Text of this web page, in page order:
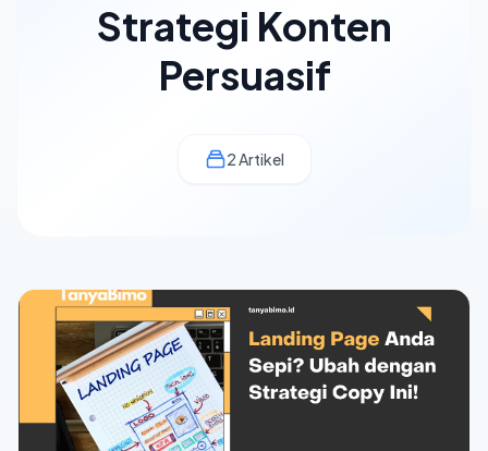
Strategi Konten
Persuasif
2 Artikel